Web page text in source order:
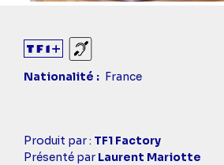
Sourds et malentendants
Nationalité
France
Casting
simba
Produit par : TF1 Factory
Présenté par Laurent Mariotte